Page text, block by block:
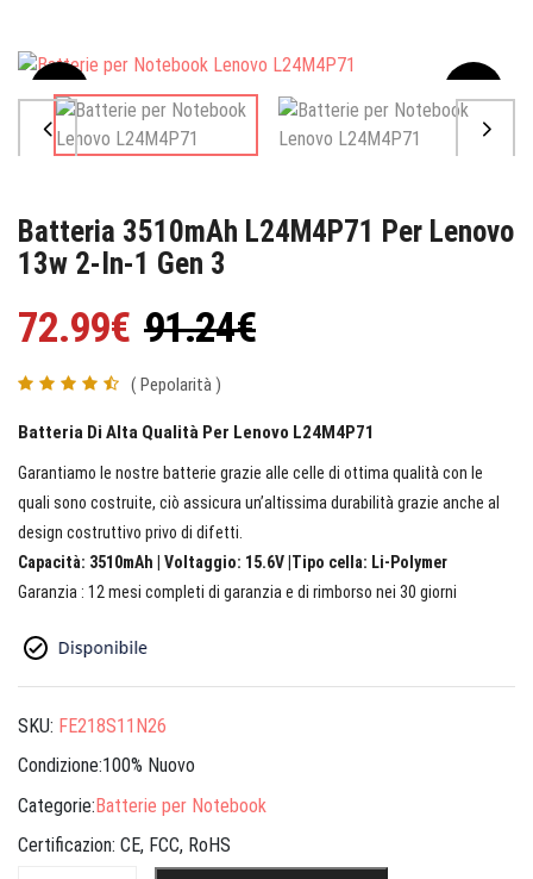
Sale
Batteria 3510mAh L24M4P71 Per Lenovo
13w 2-In-1 Gen 3
72.99€ 91.24€
( Pepolarità )
Batteria Di Alta Qualità Per Lenovo L24M4P71
Garantiamo le nostre batterie grazie alle celle di ottima qualità con le
quali sono costruite, ciò assicura un’altissima durabilità grazie anche al
design costruttivo privo di difetti.
Capacità: 3510mAh | Voltaggio: 15.6V |Tipo cella: Li-Polymer
Garanzia : 12 mesi completi di garanzia e di rimborso nei 30 giorni
SKU: FE218S11N26
Condizione:100% Nuovo
Categorie:Batterie per Notebook
Certificazion: CE, FCC, RoHS